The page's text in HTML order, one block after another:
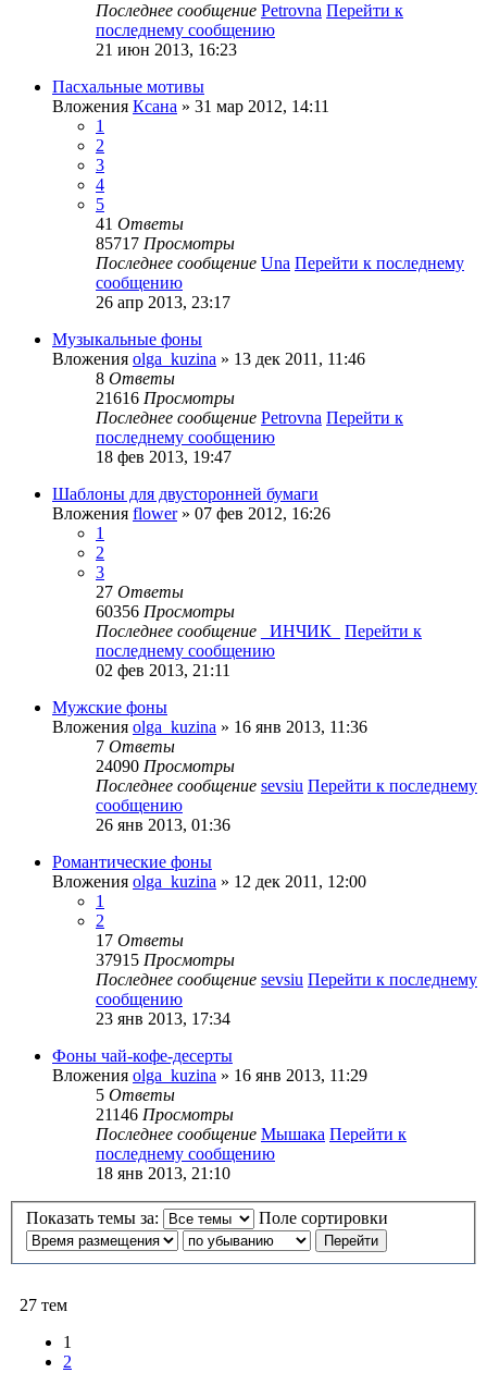
Последнее сообщение Petrovna Перейти к
последнему сообщению
21 июн 2013, 16:23
Пасхальные мотивы
Вложения Ксана » 31 мар 2012, 14:11
1
2
3
4
5
41 Ответы
85717 Просмотры
Последнее сообщение Una Перейти к последнему
сообщению
26 апр 2013, 23:17
Музыкальные фоны
Вложения olga_kuzina » 13 дек 2011, 11:46
8 Ответы
21616 Просмотры
Последнее сообщение Petrovna Перейти к
последнему сообщению
18 фев 2013, 19:47
Шаблоны для двусторонней бумаги
Вложения flower» 07 фев 2012, 16:26
1
2
3
27 Ответы
60356 Просмотры
Последнее сообщение
_ИНЧИК_
Перейти к
последнему сообщению
02 фев 2013, 21:11
Мужские фоны
Вложения olga_kuzina » 16 янв 2013, 11:36
7 Ответы
24090 Просмотры
Последнее сообщение sevsiu Перейти к последнему
сообщению
26 янв 2013, 01:36
Романтические фоны
Вложения olga_kuzina » 12 дек 2011, 12:00
1
2
17 Ответы
37915 Просмотры
Последнее сообщение sevsiu Перейти к последнему
сообщению
23 янв 2013, 17:34
Фоны чай-кофе-десерты
Вложения olga_kuzina » 16 янв 2013, 11:29
5 Ответы
21146 Просмотры
Последнее сообщение Мышака Перейти к
последнему сообщению
18 янв 2013, 21:10
Показать темы за: Поле сортировки
27 тем
1
2